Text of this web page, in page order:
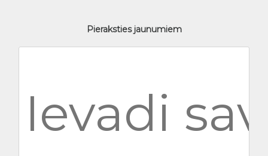
Pieraksties jaunumiem